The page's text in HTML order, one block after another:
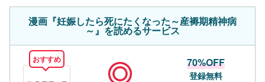
漫画『妊娠したら死にたくなった～産褥期精神病
～』を読めるサービス
おすすめ 70%OFF
登録無料